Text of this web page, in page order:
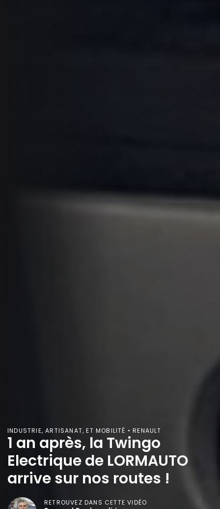
INDUSTRIE, ARTISANAT, ET MOBILITÉ • RENAULT
1 an après, la Twingo
Electrique de LORMAUTO
arrive sur nos routes !
RETROUVEZ DANS CETTE VIDÉO